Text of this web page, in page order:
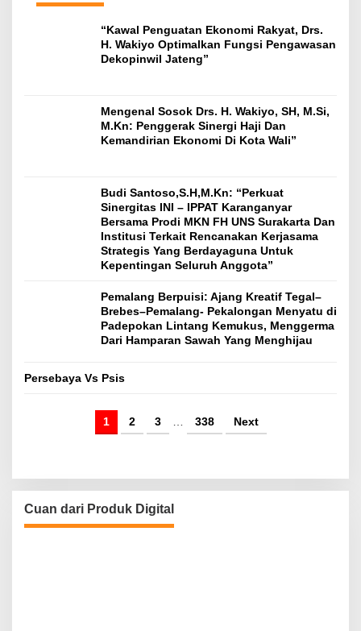
“Kawal Penguatan Ekonomi Rakyat, Drs.
H. Wakiyo Optimalkan Fungsi Pengawasan
Dekopinwil Jateng”
Mengenal Sosok Drs. H. Wakiyo, SH, M.Si,
M.Kn: Penggerak Sinergi Haji Dan
Kemandirian Ekonomi Di Kota Wali”
Budi Santoso,S.H,M.Kn: “Perkuat
Sinergitas INI – IPPAT Karanganyar
Bersama Prodi MKN FH UNS Surakarta Dan
Institusi Terkait Rencanakan Kerjasama
Strategis Yang Berdayaguna Untuk
Kepentingan Seluruh Anggota”
Pemalang Berpuisi: Ajang Kreatif Tegal–
Brebes–Pemalang- Pekalongan Menyatu di
Padepokan Lintang Kemukus, Menggerma
Dari Hamparan Sawah Yang Menghijau
Persebaya Vs Psis
1 2 3 … 338 Next
Cuan dari Produk Digital